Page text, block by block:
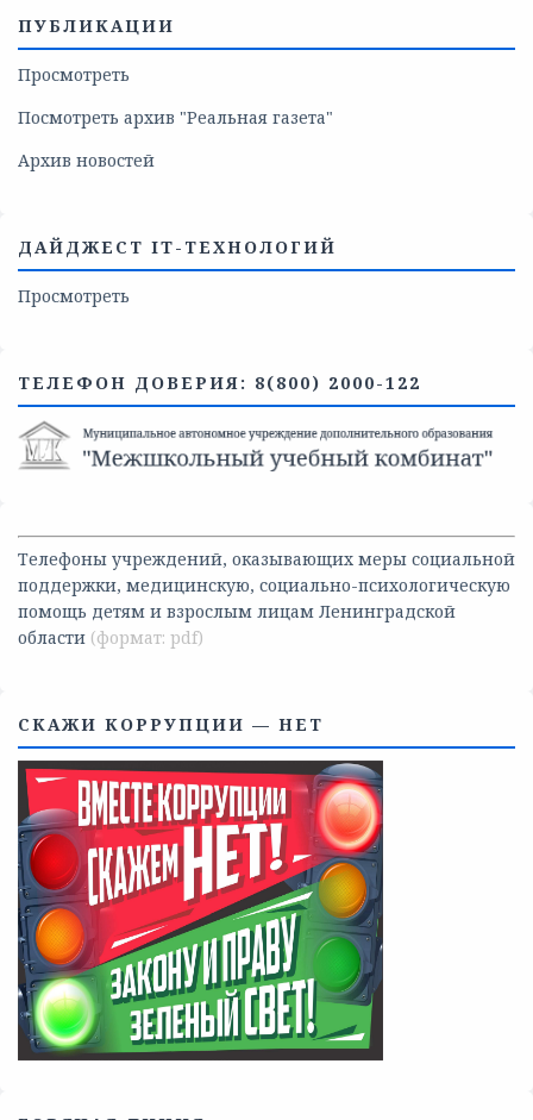
ПУБЛИКАЦИИ
Просмотреть
Посмотреть архив "Реальная газета"
Архив новостей
ДАЙДЖЕСТ IT-ТЕХНОЛОГИЙ
Просмотреть
ТЕЛЕФОН ДОВЕРИЯ: 8(800) 2000-122
Телефоны учреждений, оказывающих меры социальной
поддержки, медицинскую, социально-психологическую
помощь детям и взрослым лицам Ленинградской
области
СКАЖИ КОРРУПЦИИ — НЕТ